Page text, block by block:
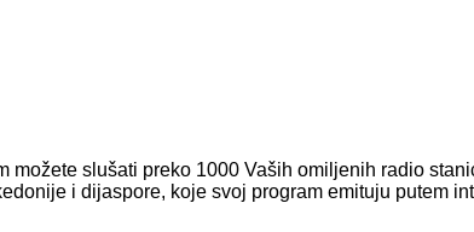
slušati preko 1000 Vaših omiljenih radio
i dijaspore, koje svoj program emituju putem